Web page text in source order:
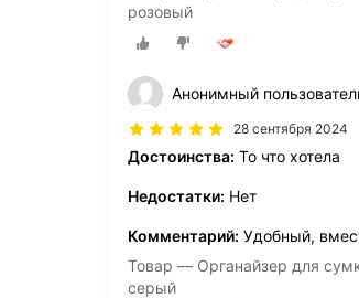
розовый
Анонимный
28 сентября 2024
Достоинства: То что хотела
Недостатки: Нет
Комментарий: Удобный,
Товар — Органайзер для
серый